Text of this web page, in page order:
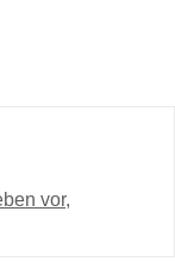
vor,